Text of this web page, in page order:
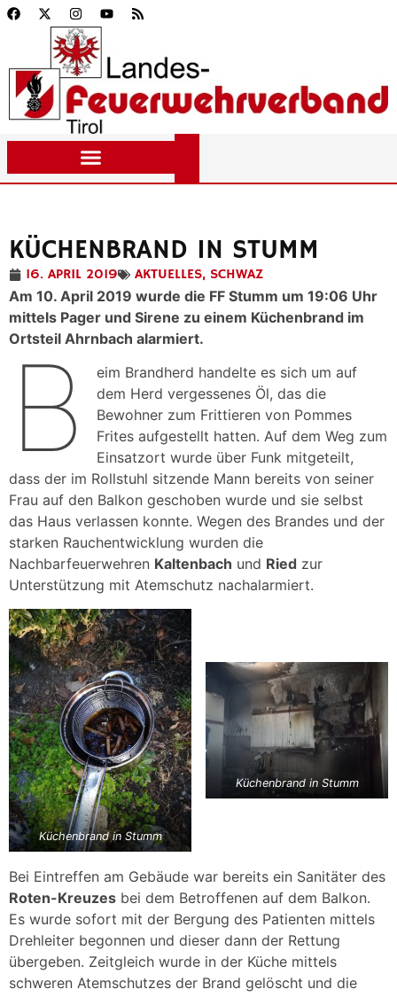
KÜCHENBRAND IN STUMM
16. APRIL 2019 AKTUELLES, SCHWAZ
Am 10. April 2019 wurde die FF Stumm um 19:06 Uhr
mittels Pager und Sirene zu einem Küchenbrand im
Ortsteil Ahrnbach alarmiert.
B
eim Brandherd handelte es sich um auf
dem Herd vergessenes Öl, das die
Bewohner zum Frittieren von Pommes
Frites aufgestellt hatten. Auf dem Weg zum
Einsatzort wurde über Funk mitgeteilt,
dass der im Rollstuhl sitzende Mann bereits von seiner
Frau auf den Balkon geschoben wurde und sie selbst
das Haus verlassen konnte. Wegen des Brandes und der
starken Rauchentwicklung wurden die
Nachbarfeuerwehren Kaltenbach und Ried zur
Unterstützung mit Atemschutz nachalarmiert.
Küchenbrand in Stumm
Küchenbrand in Stumm
Bei Eintreffen am Gebäude war bereits ein Sanitäter des
Roten-Kreuzes bei dem Betroffenen auf dem Balkon.
Es wurde sofort mit der Bergung des Patienten mittels
Drehleiter begonnen und dieser dann der Rettung
übergeben. Zeitgleich wurde in der Küche mittels
schweren Atemschutzes der Brand gelöscht und die